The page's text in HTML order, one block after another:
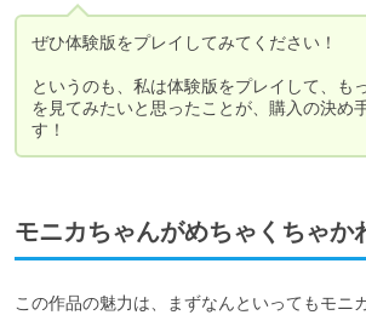
ぜひ体験版をプレイしてみてください！
というのも、私は体験版をプレイして、も
を見てみたいと思ったことが、購入の決め
す！
モニカちゃんがめちゃくちゃか
この作品の魅力は、まずなんといってもモニ